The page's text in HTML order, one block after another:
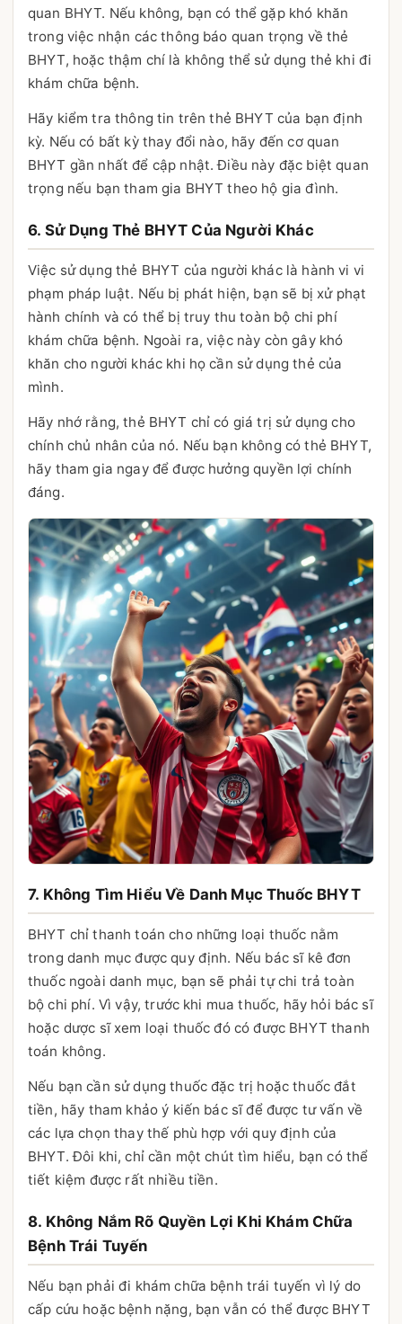
quan BHYT. Nếu không, bạn có thể gặp khó khăn
trong việc nhận các thông báo quan trọng về thẻ
BHYT, hoặc thậm chí là không thể sử dụng thẻ khi đi
khám chữa bệnh.
Hãy kiểm tra thông tin trên thẻ BHYT của bạn định
kỳ. Nếu có bất kỳ thay đổi nào, hãy đến cơ quan
BHYT gần nhất để cập nhật. Điều này đặc biệt quan
trọng nếu bạn tham gia BHYT theo hộ gia đình.
6. Sử Dụng Thẻ BHYT Của Người Khác
Việc sử dụng thẻ BHYT của người khác là hành vi vi
phạm pháp luật. Nếu bị phát hiện, bạn sẽ bị xử phạt
hành chính và có thể bị truy thu toàn bộ chi phí
khám chữa bệnh. Ngoài ra, việc này còn gây khó
khăn cho người khác khi họ cần sử dụng thẻ của
mình.
Hãy nhớ rằng, thẻ BHYT chỉ có giá trị sử dụng cho
chính chủ nhân của nó. Nếu bạn không có thẻ BHYT,
hãy tham gia ngay để được hưởng quyền lợi chính
đáng.
7. Không Tìm Hiểu Về Danh Mục Thuốc BHYT
BHYT chỉ thanh toán cho những loại thuốc nằm
trong danh mục được quy định. Nếu bác sĩ kê đơn
thuốc ngoài danh mục, bạn sẽ phải tự chi trả toàn
bộ chi phí. Vì vậy, trước khi mua thuốc, hãy hỏi bác sĩ
hoặc dược sĩ xem loại thuốc đó có được BHYT thanh
toán không.
Nếu bạn cần sử dụng thuốc đặc trị hoặc thuốc đắt
tiền, hãy tham khảo ý kiến bác sĩ để được tư vấn về
các lựa chọn thay thế phù hợp với quy định của
BHYT. Đôi khi, chỉ cần một chút tìm hiểu, bạn có thể
tiết kiệm được rất nhiều tiền.
8. Không Nắm Rõ Quyền Lợi Khi Khám Chữa
Bệnh Trái Tuyến
Nếu bạn phải đi khám chữa bệnh trái tuyến vì lý do
cấp cứu hoặc bệnh nặng, bạn vẫn có thể được BHYT